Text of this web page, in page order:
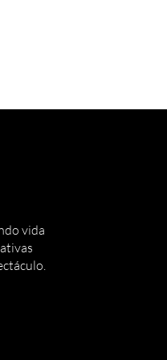
vida